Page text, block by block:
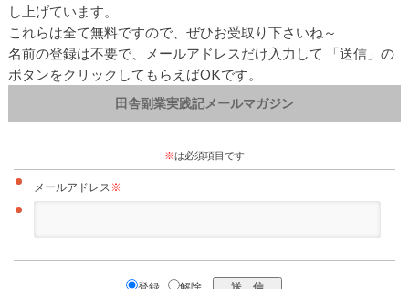
し上げています。
これらは全て無料ですので、ぜひお受取り下さいね～
名前の登録は不要で、メールアドレスだけ入力して 「送信」の
ボタンをクリックしてもらえばOKです。
田舎副業実践記メールマガジン
※は必須項目です
メールアドレス※